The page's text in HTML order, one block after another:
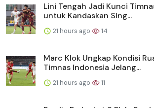
Lini Tengah Jadi Kunci
untuk Kandaskan Sing...
21 hours ago 14
Marc Klok Ungkap Kondisi
Timnas Indonesia Jelang...
21 hours ago 11